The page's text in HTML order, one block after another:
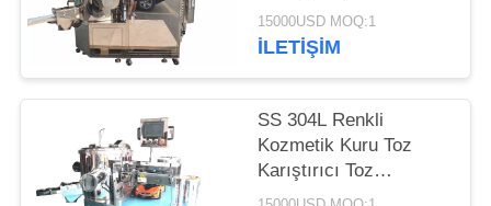
Karıştırıcı Karıştırma
Makinesi
15000USD MOQ:1
İLETIŞIM
SS 304L Renkli
Kozmetik Kuru Toz
Karıştırıcı Toz
Homojenizatör Son